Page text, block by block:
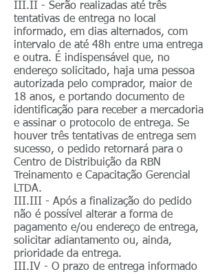
III.II - Serão realizadas até três
tentativas de entrega no local
informado, em dias alternados, com
intervalo de até 48h entre uma entrega
e outra. É indispensável que, no
endereço solicitado, haja uma pessoa
autorizada pelo comprador, maior de
18 anos, e portando documento de
identificação para receber a mercadoria
e assinar o protocolo de entrega. Se
houver três tentativas de entrega sem
sucesso, o pedido retornará para o
Centro de Distribuição da RBN
Treinamento e Capacitação Gerencial
LTDA.
III.III - Após a finalização do pedido
não é possível alterar a forma de
pagamento e/ou endereço de entrega,
solicitar adiantamento ou, ainda,
prioridade da entrega.
III.IV - O prazo de entrega informado